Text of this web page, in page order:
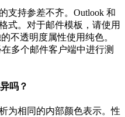
支持参差不齐。Outlook 和
式。对于邮件模板，请使用
不透明度属性使用纯色。
多个邮件客户端中进行测
吗？
为相同的内部颜色表示。性